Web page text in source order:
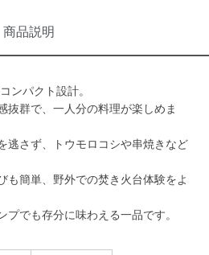
商品説明
ンパクト設計。
抜群で、一人分の料理が楽しめま
逃さず、トウモロコシや串焼きなど
も簡単、野外での焚き火台体験をよ
でも存分に味わえる一品です。